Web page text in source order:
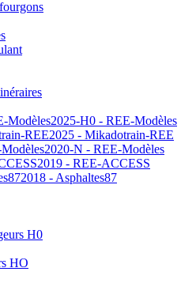
2025-H0 - REE-Modèles
2025 - Mikadotrain-REE
2020-N - REE-Modèles
2019 - REE-ACCESS
2018 - Asphaltes87
H0
HO